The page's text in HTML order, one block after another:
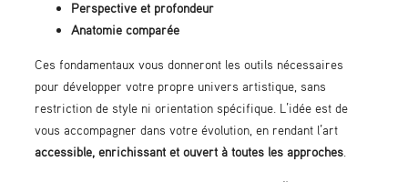
Perspective et profondeur
Anatomie comparée
Ces fondamentaux vous donneront les outils nécessaires
pour développer votre propre univers artistique, sans
restriction de style ni orientation spécifique. L’idée est de
vous accompagner dans votre évolution, en rendant l’art
accessible, enrichissant et ouvert à toutes les approches